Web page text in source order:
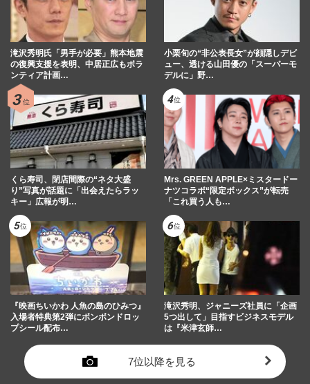
滝沢秀明氏「男手が必要」熊本地震
の復興支援を表明、中居正広もボラ
ンティア計画…
小栗旬の“非公表長女”が顔隠しデビ
ュー、透ける山田優の「スーパーモ
デルに」野…
くら寿司、閉店間際の“ネタ大盛
り”写真が話題に「出会えたらラッ
キー」広報が明…
Mrs. GREEN APPLE×ミスタードー
ナツコラボ“限定ボックス”が転売
「これ買う人も…
『映画ちいかわ 人魚の島のひみつ』
入場者特典第2弾にボンボンドロッ
プシール配布…
滝沢秀明、ジャニーズ社員に「企画
5つ出して」目指すビジネスモデル
は『米津玄師…
7位以降を見る